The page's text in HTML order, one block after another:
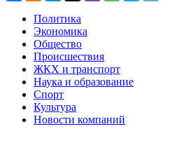
Политика
Экономика
Общество
Происшествия
ЖКХ и транспорт
Наука и образование
Спорт
Культура
Новости компаний